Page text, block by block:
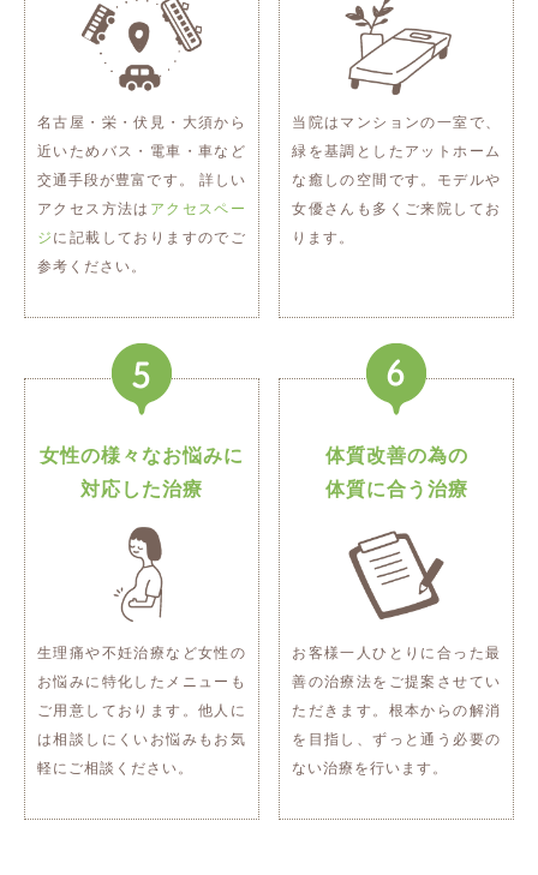
名古屋・栄・伏見・大須から
近いためバス・電車・車など
交通手段が豊富です。 詳しい
アクセス方法は アクセスペー
ジ に記載しておりますのでご
参考ください。
当院はマンションの一室で、
緑を基調としたアットホーム
な癒しの空間です。モデルや
女優さんも多くご来院してお
ります。
女性の様々なお悩みに
対応した治療
生理痛や不妊治療など女性の
お悩みに特化したメニューも
ご用意しております。他人に
は相談しにくいお悩みもお気
軽にご相談ください。
体質改善の為の
体質に合う治療
お客様一人ひとりに合った最
善の治療法をご提案させてい
ただきます。根本からの解消
を目指し、ずっと通う必要の
ない治療を行います。